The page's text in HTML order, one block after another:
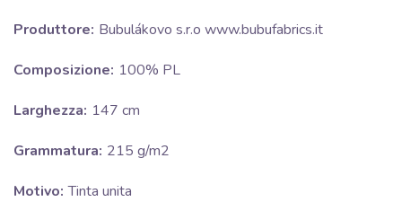
Produttore: Bubulákovo s.r.o www.bubufabrics.it
Composizione: 100% PL
Larghezza: 147 cm
Grammatura: 215 g/m2
Motivo: Tinta unita